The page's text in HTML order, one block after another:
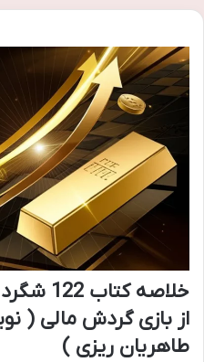
خلاصه
از بازی گردش مالی (
طاهریان ریزی )